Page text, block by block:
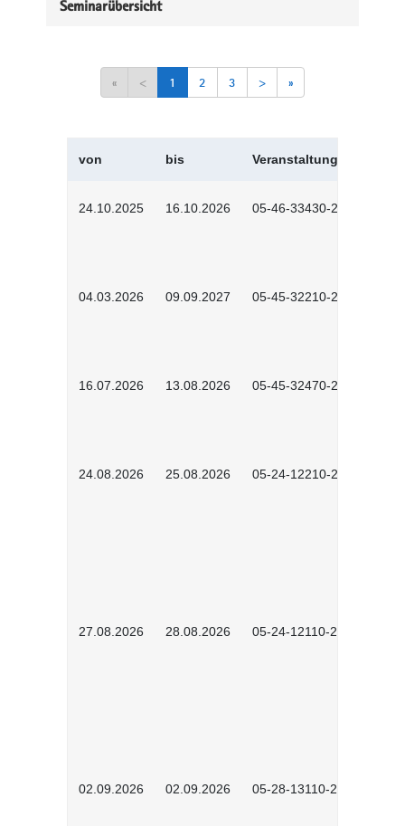
Seminarübersicht
« < 1 2 3 > »
von bis Veranstaltungskürzel
24.10.2025 16.10.2026 05-46-33430-2501
04.03.2026 09.09.2027 05-45-32210-2601
16.07.2026 13.08.2026 05-45-32470-2601
24.08.2026 25.08.2026 05-24-12210-2601
27.08.2026 28.08.2026 05-24-12110-2601
02.09.2026 02.09.2026 05-28-13110-2605